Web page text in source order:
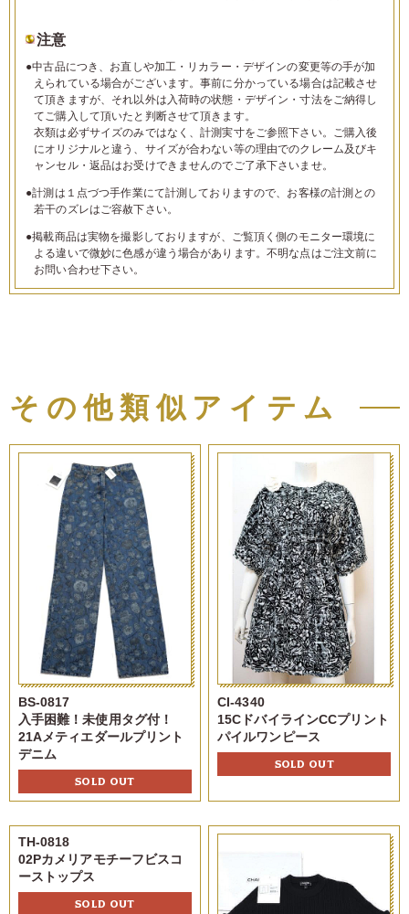
注意
●中古品につき、お直しや加工・リカラー・デザインの変更等の手が加
えられている場合がございます。事前に分かっている場合は記載させ
て頂きますが、それ以外は入荷時の状態・デザイン・寸法をご納得し
てご購入して頂いたと判断させて頂きます。
衣類は必ずサイズのみではなく、計測実寸をご参照下さい。ご購入後
にオリジナルと違う、サイズが合わない等の理由でのクレーム及びキ
ャンセル・返品はお受けできませんのでご了承下さいませ。
●計測は１点づつ手作業にて計測しておりますので、お客様の計測との
若干のズレはご容赦下さい。
●掲載商品は実物を撮影しておりますが、ご覧頂く側のモニター環境に
よる違いで微妙に色感が違う場合があります。不明な点はご注文前に
お問い合わせ下さい。
その他類似アイテム
BS-0817
入手困難！未使用タグ付！
21Aメティエダールプリント
デニム
SOLD OUT
CI-4340
15CドバイラインCCプリント
パイルワンピース
SOLD OUT
TH-0818
02Pカメリアモチーフビスコ
ーストップス
SOLD OUT